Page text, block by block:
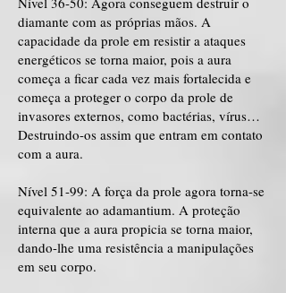
diamante com as próprias mãos. A
capacidade da prole em resistir a ataques
energéticos se torna maior, pois a aura
começa a ficar cada vez mais fortalecida e
começa a proteger o corpo da prole de
invasores externos, como bactérias, vírus…
Destruindo-os assim que entram em contato
com a aura.
Nível 51-99: A força da prole agora torna-se
equivalente ao adamantium. A proteção
interna que a aura propicia se torna maior,
dando-lhe uma resistência a manipulações
em seu corpo.